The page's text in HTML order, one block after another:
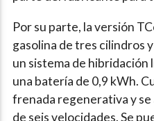
Por su parte, la versión
gasolina de tres cilindros
un sistema de hibridación
una batería de 0,9 kWh.
frenada regenerativa y se
de seis velocidades. Se